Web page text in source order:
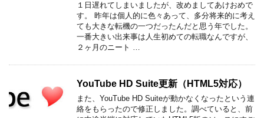
１日遅れてしまいましたが、改めましてあけおめで
す。 昨年は個人的に色々あって、多分将来的に考え
ても大きな転機の一つだったんだと思う年でした。
一番大きい出来事は人生初めての転職なんですが、
２ヶ月のニート …
YouTube HD Suite更新（HTML5対応）
また、YouTube HD Suiteが動かなくなったという連
絡をもらったので修正しました。調べていると、前